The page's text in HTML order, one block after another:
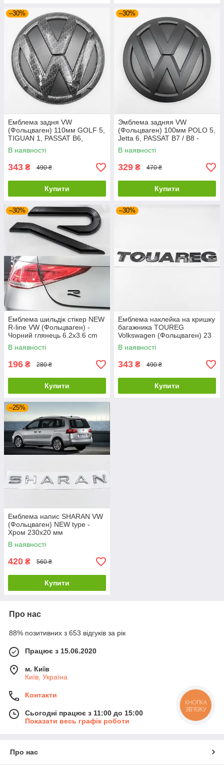
–30%
Емблема задня VW
(Фольцваген) 110мм GOLF 5,
TIGUAN 1, PASSAT B6,
CADDY 3, T5 - Карбон
(5N0853630)
В наявності
343 ₴ 490 ₴
Купити
–30%
Эмблема задняя VW
(Фольцваген) 100мм POLO 5,
Jetta 6, PASSAT B7 / B8 -
Матт з чорним глянцем
В наявності
329 ₴ 470 ₴
Купити
–30%
Емблема шильдік стікер NEW
R-line VW (Фольцваген) -
Чорний глянець 6.2x3.6 cm
В наявності
196 ₴ 280 ₴
Купити
–30%
Емблема наклейка на кришку
багажника TOUREG
Volkswagen (Фольцваген) 23
x 2,3 см Чорна
В наявності
343 ₴ 490 ₴
Купити
–25%
Емблема напис SHARAN VW
(Фольцваген) NEW type -
Хром 230x20 мм
В наявності
420 ₴ 560 ₴
Купити
Про нас
88% позитивних з 653 відгуків за рік
Працює з 15.06.2020
м. Київ
Київ, Україна
Контакти
Сьогодні працює з 11:00 до 15:00
Показати весь графік роботи
Про нас
КНОПКА
ЗВ'ЯЗКУ